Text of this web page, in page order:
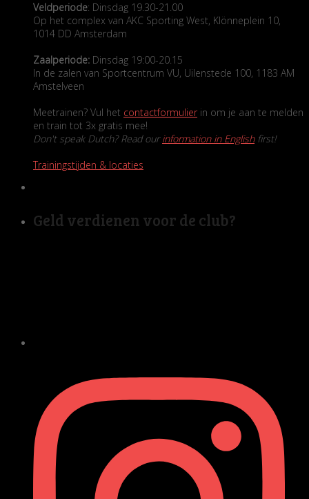
Veldperiode: Dinsdag 19.30-21.00
Op het complex van AKC Sporting West, Klönneplein 10,
1014 DD Amsterdam
Zaalperiode: Dinsdag 19:00-20.15
In de zalen van Sportcentrum VU, Uilenstede 100, 1183 AM
Amstelveen
Meetrainen? Vul het contactformulierin om je aan te melden
en train tot 3x gratis mee!
Don't speak Dutch? Read ourinformation in Englishfirst!
Trainingstijden & locaties
Geld verdienen voor de club?